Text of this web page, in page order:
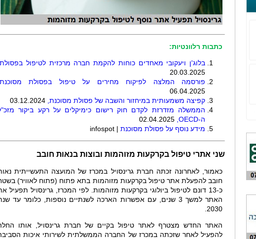
כתבות רלוונטיות:
בלוג'ן ויעקובי מאחדים כוחות להקמת חברה מרכזית לטיפול בפסולת
20.03.2025
פורסמה המלצה לפיקוח מחירים על טיפול בפסולת
06.04.2025
קפיצה משמעותית במיחזור והשבה של פסולת מסוכנת,
הממשלה מזדרזת לקדם חוק רישום כימיקלים על רקע ביקור
ה-OECD
מידע נוסף על פסולת מסוכנת |
infospot
שני אתרי טיפול בקרקעות מזוהמות ובוצות בנאות חובב
כאמור, לאחרונה זכתה חברת גרינסויל במכרז של המועצה התעשייתית
חובב להפעלת אתר טיפול בקרקעות מזוהמות בתא פתוח (פתוח לאוויר)
כ-13 דונם לטיפול ביולוגי בקרקעות מזוהמות. לפי המכרז, גרינסויל תפעיל
האתר למשך 3 שנים, עם אפשרות הארכה לשנתיים נוספות, כלומר עד
2030.
האתר החדש מצטרף לאתר טיפול בקיים של חברת גרינסויל, אותו
להפעיל לאחר שזכתה במכרז של החברה הממשלתית לשירותי איכות